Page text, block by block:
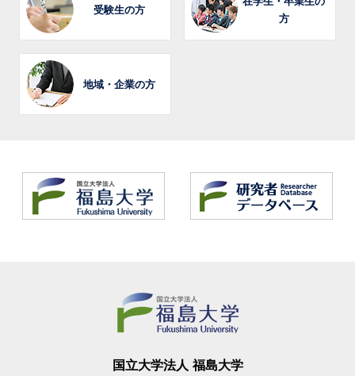
受験生の方
方
地域・企業の方
国立大学法人 福島大学